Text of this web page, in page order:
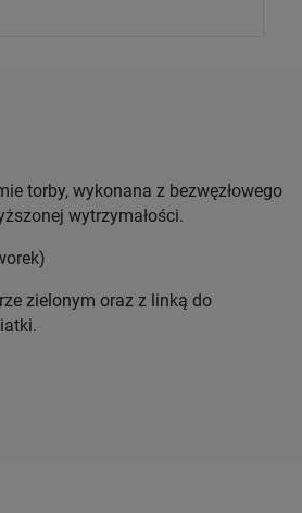
torby, wykonana z bezwęzłowego
wytrzymałości.
zielonym oraz z linką do